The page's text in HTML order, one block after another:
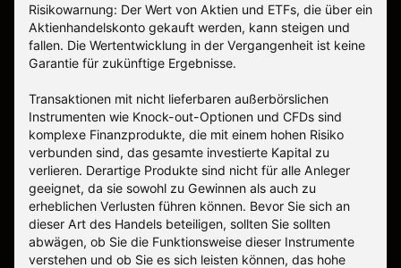
Risikowarnung: Der Wert von Aktien und ETFs, die über ein
Aktienhandelskonto gekauft werden, kann steigen und
fallen. Die Wertentwicklung in der Vergangenheit ist keine
Garantie für zukünftige Ergebnisse.
Transaktionen mit nicht lieferbaren außerbörslichen
Instrumenten wie Knock-out-Optionen und CFDs sind
komplexe Finanzprodukte, die mit einem hohen Risiko
verbunden sind, das gesamte investierte Kapital zu
verlieren. Derartige Produkte sind nicht für alle Anleger
geeignet, da sie sowohl zu Gewinnen als auch zu
erheblichen Verlusten führen können. Bevor Sie sich an
dieser Art des Handels beteiligen, sollten Sie sollten
abwägen, ob Sie die Funktionsweise dieser Instrumente
verstehen und ob Sie es sich leisten können, das hohe